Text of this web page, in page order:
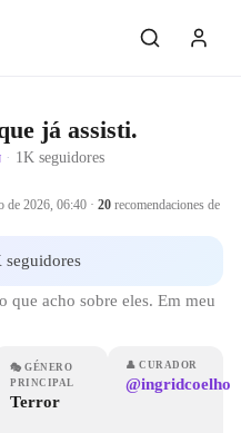
já assisti.
· 1K seguidores
de 2026, 06:40 · 20 recomendaciones de
seguidores
que acho sobre eles. Em meu
🎭 GÉNERO
PRINCIPAL
Terror
👤 CURADOR
@ingridcoelho